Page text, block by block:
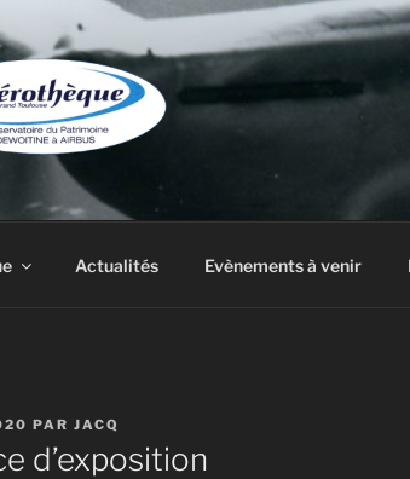
DEWOITINE À
Actualités Evènements à venir
PAR JACQ
d’exposition